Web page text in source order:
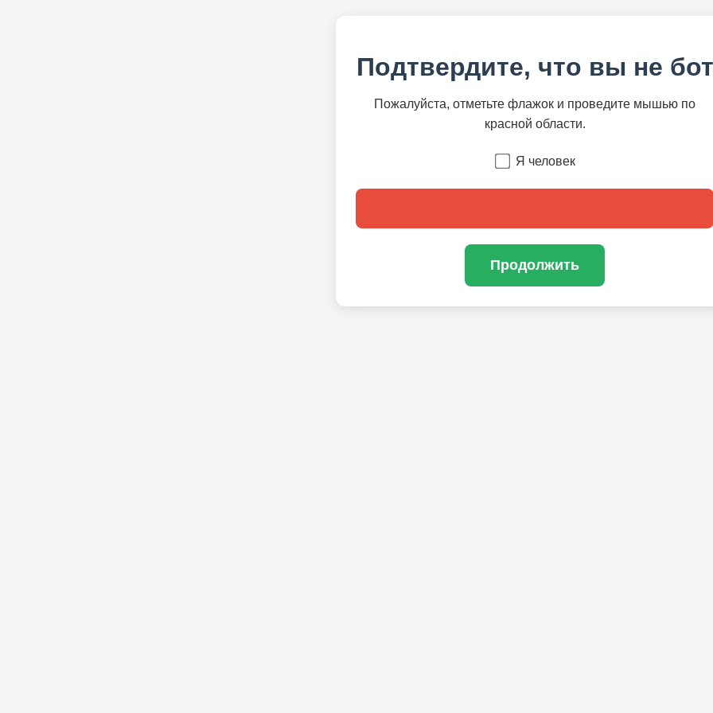
Подтвердите, что вы не бот
Пожалуйста, отметьте флажок и проведите мышью по
красной области.
Я человек
Продолжить